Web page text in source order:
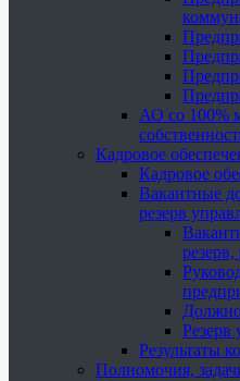
АО со 100%
Кадровое
Кадровое
Вакантные
резерв
Резерв
Результаты
Полномочия,